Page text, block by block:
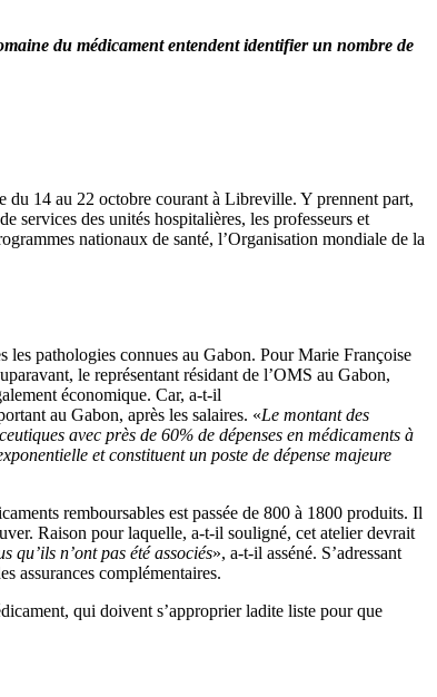
du médicament entendent identifier un nombre de
du 14 au 22 octobre courant à Libreville. Y prennent part,
services des unités hospitalières, les professeurs et
nationaux de santé, l’Organisation mondiale de la
les pathologies connues au Gabon. Pour Marie Françoise
le représentant résidant de l’OMS au Gabon,
économique. Car, a-t-il
au Gabon, après les salaires. «Le montant des
avec près de 60% de dépenses en médicaments à
et constituent un poste de dépense majeure
remboursables est passée de 800 à 1800 produits. Il
Raison pour laquelle, a-t-il souligné, cet atelier devrait
qu’ils n’ont pas été associés», a-t-il asséné. S’adressant
assurances complémentaires.
qui doivent s’approprier ladite liste pour que